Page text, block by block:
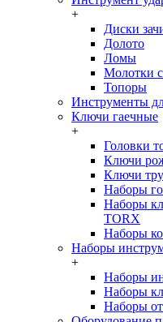
+
Диски
Долото
Ломы
Молотки
Топоры
Инструменты
Ключи гаечные
+
Головки
Ключи
Ключи
Наборы
Наборы
TORX
Наборы
Наборы
+
Наборы
Наборы
Наборы